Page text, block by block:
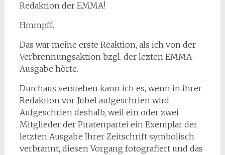
Redaktion der EMMA!
Hmmpff.
Das war meine erste Reaktion, als ich von der
Verbrennungsaktion bzgl. der lezten EMMA-
Ausgabe hörte.
Durchaus verstehen kann ich es, wenn in ihrer
Redaktion vor Jubel aufgeschrien wird.
Aufgeschrien deshalb, weilein oder zwei
Mitglieder der Piratenpartei ein Exemplar der
letzten Ausgabe Ihrer Zeitschrift symbolisch
verbrannt, diesen Vorgang fotografiert und das